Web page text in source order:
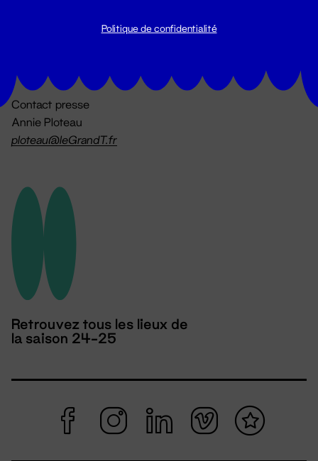
Contact presse
Annie Ploteau
ploteau@leGrandT.fr
Retrouvez tous les lieux de
la saison 24-25
Politique de confidentialité